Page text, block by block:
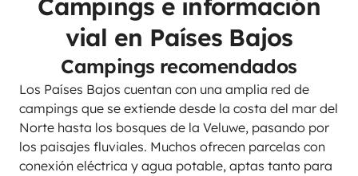
Campings e información
vial en Países Bajos
Campings recomendados
Los Países Bajos cuentan con una amplia red de
campings que se extiende desde la costa del mar del
Norte hasta los bosques de la Veluwe, pasando por
los paisajes fluviales. Muchos ofrecen parcelas con
conexión eléctrica y agua potable, aptas tanto para